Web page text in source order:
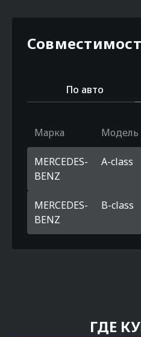
По авто
Марка Модель
MERCEDES-
BENZ
A-class
MERCEDES-
BENZ
B-class
ГДЕ